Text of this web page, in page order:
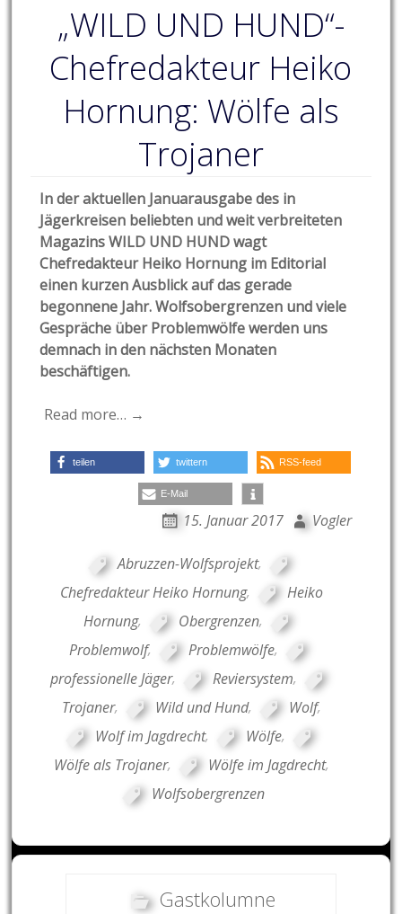
„WILD UND HUND“-
Chefredakteur Heiko
Hornung: Wölfe als
Trojaner
In der aktuellen Januarausgabe des in
Jägerkreisen beliebten und weit verbreiteten
Magazins WILD UND HUND wagt
Chefredakteur Heiko Hornung im Editorial
einen kurzen Ausblick auf das gerade
begonnene Jahr. Wolfsobergrenzen und viele
Gespräche über Problemwölfe werden uns
demnach in den nächsten Monaten
beschäftigen.
Read more… →
teilen twittern RSS-feed
E-Mail
15. Januar 2017 Vogler
Abruzzen-Wolfsprojekt,
Chefredakteur Heiko Hornung,
Heiko
Hornung, Obergrenzen,
Problemwolf, Problemwölfe,
professionelle Jäger, Reviersystem,
Trojaner, Wild und Hund, Wolf,
Wolf im Jagdrecht, Wölfe,
Wölfe als Trojaner, Wölfe im Jagdrecht,
Wolfsobergrenzen
Gastkolumne